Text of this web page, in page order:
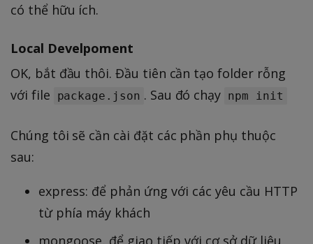
có thể hữu ích.
Local Develpoment
OK, bắt đầu thôi. Đầu tiên cần tạo folder rỗng
với file
package.json . Sau đó chạy npm init
Chúng tôi sẽ cần cài đặt các phần phụ thuộc
sau:
express: để phản ứng với các yêu cầu HTTP
từ phía máy khách
mongoose, để giao tiếp với cơ sở dữ liệu